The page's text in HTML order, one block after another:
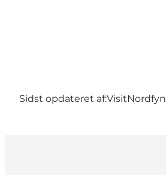
Sidst opdateret af:VisitNordfyn